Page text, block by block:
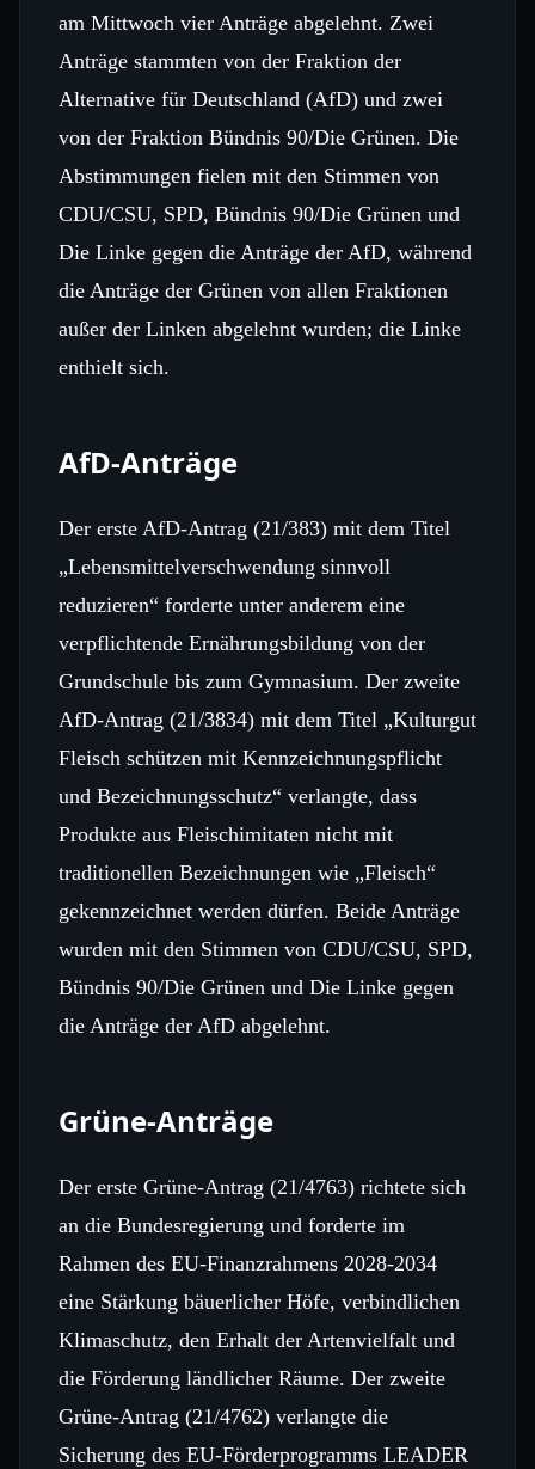
am Mittwoch vier Anträge abgelehnt. Zwei
Anträge stammten von der Fraktion der
Alternative für Deutschland (AfD) und zwei
von der Fraktion Bündnis 90/Die Grünen. Die
Abstimmungen fielen mit den Stimmen von
CDU/CSU, SPD, Bündnis 90/Die Grünen und
Die Linke gegen die Anträge der AfD, während
die Anträge der Grünen von allen Fraktionen
außer der Linken abgelehnt wurden; die Linke
enthielt sich.
AfD-Anträge
Der erste AfD-Antrag (21/383) mit dem Titel
„Lebensmittelverschwendung sinnvoll
reduzieren“ forderte unter anderem eine
verpflichtende Ernährungsbildung von der
Grundschule bis zum Gymnasium. Der zweite
AfD-Antrag (21/3834) mit dem Titel „Kulturgut
Fleisch schützen mit Kennzeichnungspflicht
und Bezeichnungsschutz“ verlangte, dass
Produkte aus Fleischimitaten nicht mit
traditionellen Bezeichnungen wie „Fleisch“
gekennzeichnet werden dürfen. Beide Anträge
wurden mit den Stimmen von CDU/CSU, SPD,
Bündnis 90/Die Grünen und Die Linke gegen
die Anträge der AfD abgelehnt.
Grüne-Anträge
Der erste Grüne-Antrag (21/4763) richtete sich
an die Bundesregierung und forderte im
Rahmen des EU‑Finanzrahmens 2028‑2034
eine Stärkung bäuerlicher Höfe, verbindlichen
Klimaschutz, den Erhalt der Artenvielfalt und
die Förderung ländlicher Räume. Der zweite
Grüne-Antrag (21/4762) verlangte die
Sicherung des EU‑Förderprogramms LEADER